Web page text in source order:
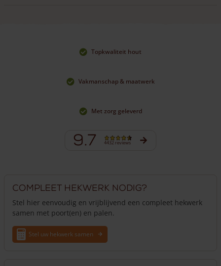
Topkwaliteit hout
Vakmanschap & maatwerk
Met zorg geleverd
9.7 4432 reviews
Compleet hekwerk nodig?
Stel hier eenvoudig en vrijblijvend een compleet hekwerk
samen met poort(en) en palen.
Stel uw hekwerk samen